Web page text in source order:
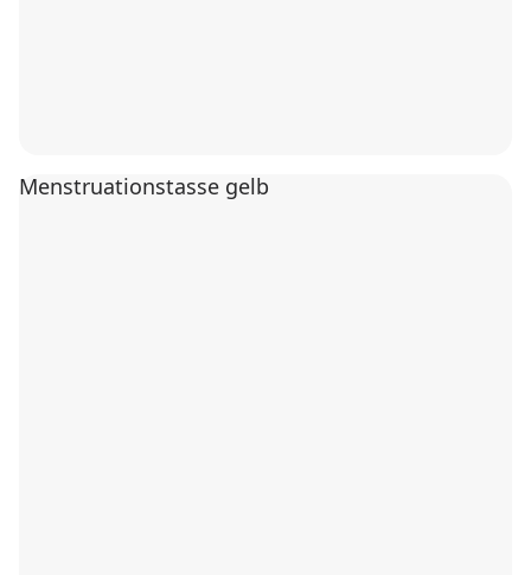
Menstruationstasse gelb